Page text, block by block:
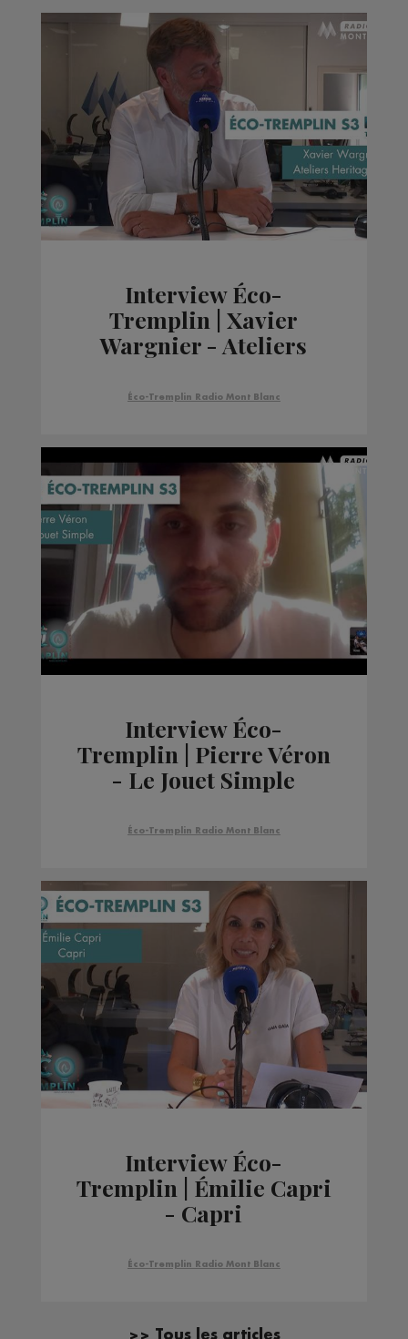
Interview Éco-
Tremplin | Xavier
Wargnier - Ateliers
Éco-Tremplin Radio Mont Blanc
Interview Éco-
Tremplin | Pierre Véron
- Le Jouet Simple
Éco-Tremplin Radio Mont Blanc
Interview Éco-
Tremplin | Émilie Capri
- Capri
Éco-Tremplin Radio Mont Blanc
>> Tous les articles